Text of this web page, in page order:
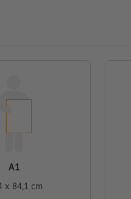
A1
x 84,1 cm